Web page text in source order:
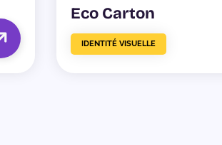
Eco Carton
IDENTITÉ VISUELLE